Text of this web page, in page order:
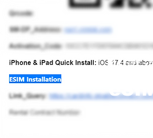
點選